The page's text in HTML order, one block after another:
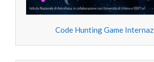
Code Hunting Game